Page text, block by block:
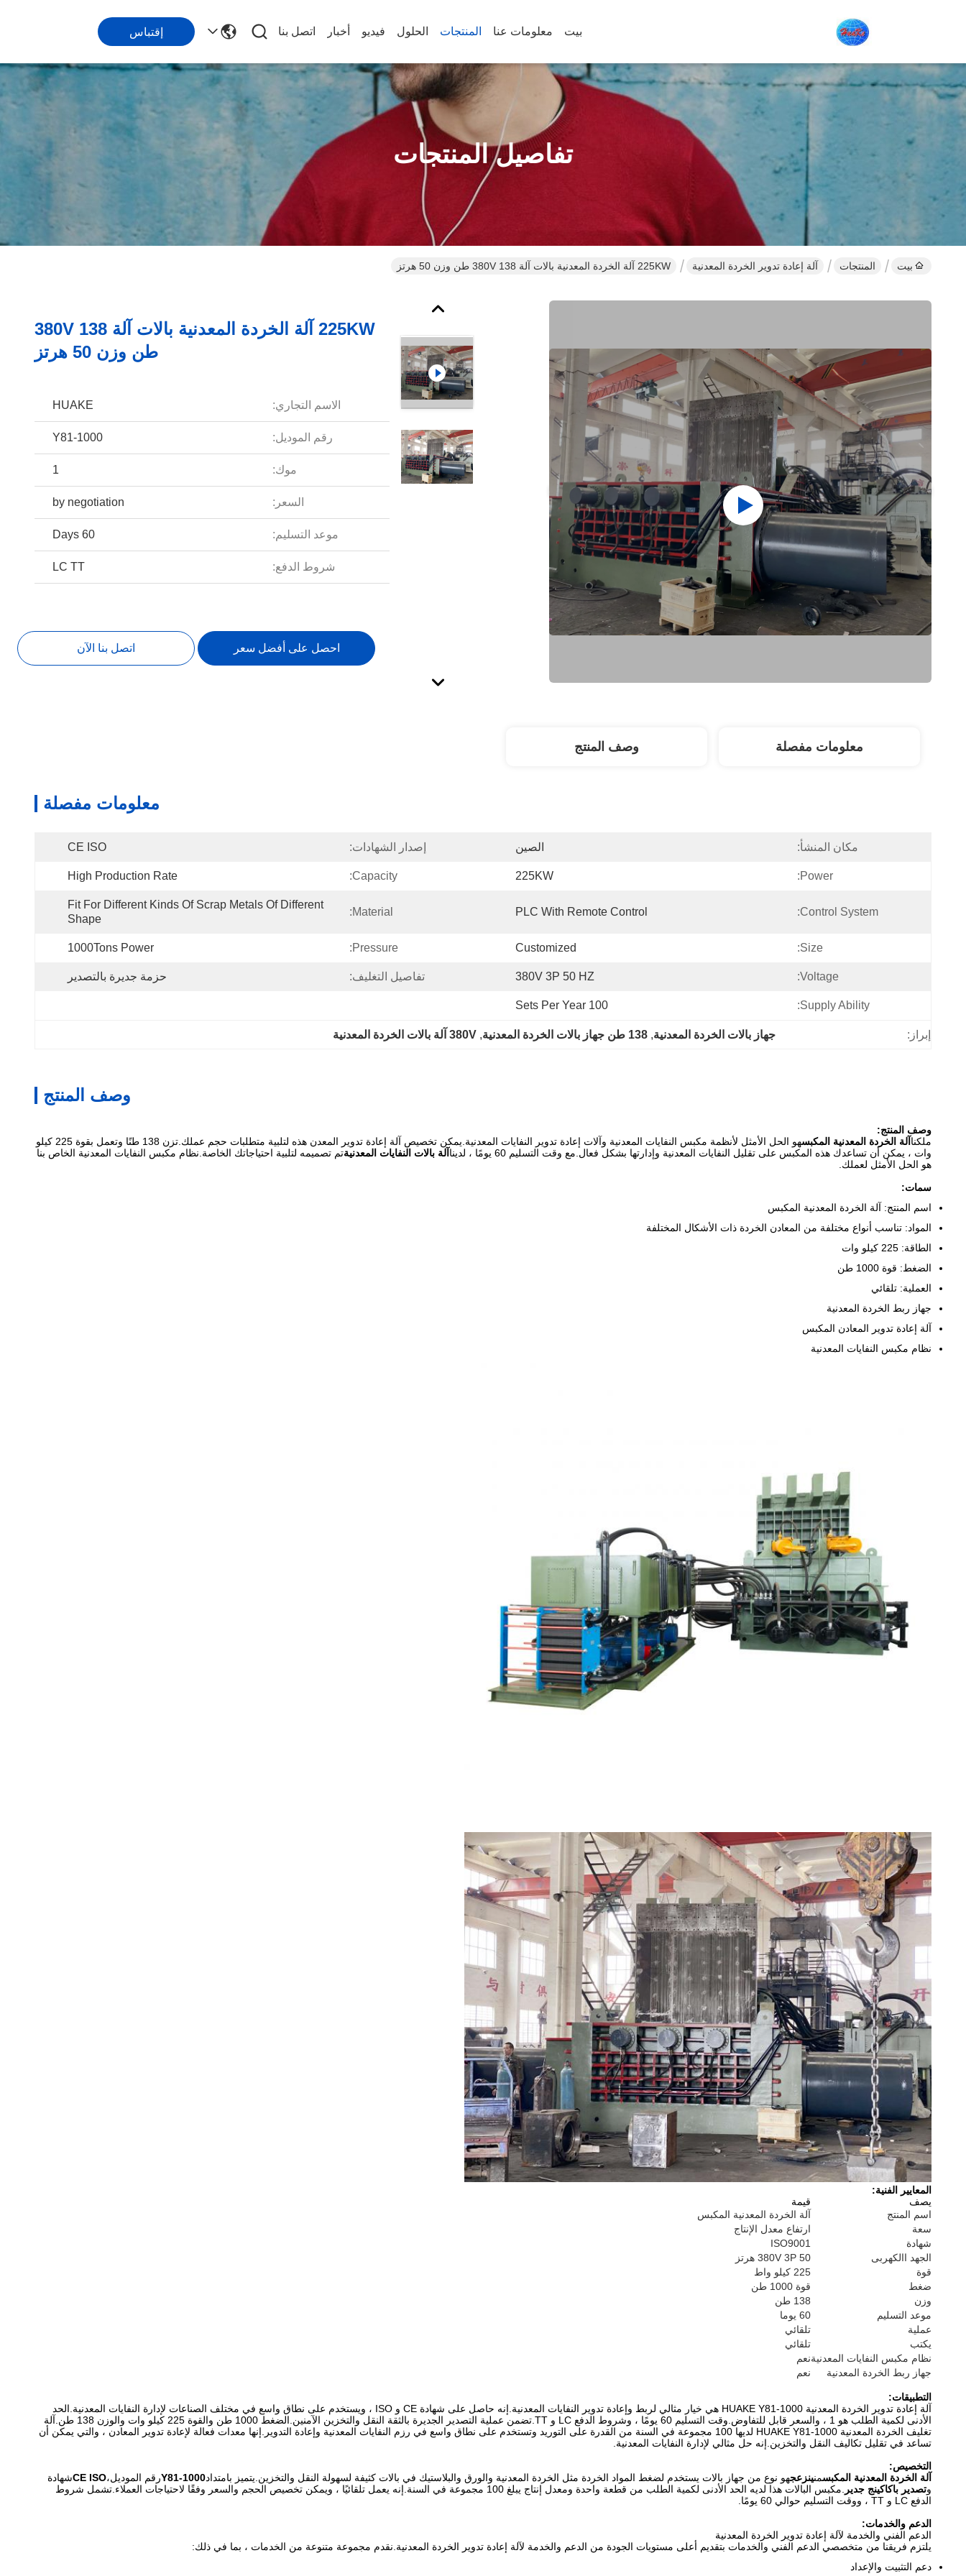
بيت معلومات عنا المنتجات الحلول فيديو أخبار اتصل بنا إقتباس
تفاصيل المنتجات
بيت المنتجات آلة إعادة تدوير الخردة المعدنية 225KW آلة الخردة المعدنية بالات آلة 380V 138 طن وزن 50 هرتز
225KW آلة الخردة المعدنية بالات آلة 380V 138
طن وزن 50 هرتز
الاسم التجاري: HUAKE
رقم الموديل: Y81-1000
موك: 1
السعر: by negotiation
موعد التسليم: 60 Days
شروط الدفع: LC TT
احصل على أفضل سعر اتصل بنا الآن
معلومات مفصلة وصف المنتج
معلومات مفصلة
مكان المنشأ: الصين إصدار الشهادات: CE ISO
Power:
225KW
Capacity:
High Production Rate
Control System:
PLC With Remote Control
Material:
Fit For Different Kinds Of Scrap Metals Of Different
Shape
Size:
Customized
Pressure:
1000Tons Power
Voltage:
380V 3P 50 HZ تفاصيل التغليف: حزمة جديرة بالتصدير
Supply Ability:
100 Sets Per Year
إبراز: جهاز بالات الخردة المعدنية, 138 طن جهاز بالات الخردة المعدنية , 380V آلة بالات الخردة المعدنية
وصف المنتج
وصف المنتج:
ملكنا آلة الخردة المعدنية المكبس
هو الحل الأمثل لأنظمة مكبس النفايات المعدنية وآلات إعادة تدوير النفايات المعدنية.يمكن تخصيص آلة إعادة تدوير المعدن هذه لتلبية متطلبات حجم عملك.تزن 138 طنًا وتعمل بقوة 225 كيلو
وات ، يمكن أن تساعدك هذه المكبس على تقليل النفايات المعدنية وإدارتها بشكل فعال.مع وقت التسليم 60 يومًا ، لدينا
آلة بالات النفايات المعدنيةتم تصميمه لتلبية احتياجاتك الخاصة.نظام مكبس النفايات المعدنية الخاص بنا
هو الحل الأمثل لعملك.
سمات:
اسم المنتج: آلة الخردة المعدنية المكبس
المواد: تناسب أنواع مختلفة من المعادن الخردة ذات الأشكال المختلفة
الطاقة: 225 كيلو وات
الضغط: قوة 1000 طن
العملية: تلقائي
جهاز ربط الخردة المعدنية
آلة إعادة تدوير المعادن المكبس
نظام مكبس النفايات المعدنية
المعايير الفنية:
يصف
قيمة
اسم المنتج
آلة الخردة المعدنية المكبس
سعة
ارتفاع معدل الإنتاج
شهادة
ISO9001
الجهد االكهربى
380V 3P 50 هرتز
قوة
225 كيلو واط
ضغط
قوة 1000 طن
وزن
138 طن
موعد التسليم
60 يوما
عملية
تلقائي
يكتب
تلقائي
نظام مكبس النفايات المعدنيةنعم
جهاز ربط الخردة المعدنية
نعم
التطبيقات:
آلة إعادة تدوير الخردة المعدنية HUAKE Y81-1000 هي خيار مثالي لربط وإعادة تدوير النفايات المعدنية.إنه حاصل على شهادة CE و ISO ، ويستخدم على نطاق واسع في مختلف الصناعات لإدارة النفايات المعدنية.الحد
الأدنى لكمية الطلب هو 1 ، والسعر قابل للتفاوض.وقت التسليم 60 يومًا ، وشروط الدفع LC و TT.تضمن عملية التصدير الجديرة بالثقة النقل والتخزين الآمنين.الضغط 1000 طن والقوة 225 كيلو وات والوزن 138 طن.آلة
تغليف الخردة المعدنية HUAKE Y81-1000 لديها 100 مجموعة في السنة من القدرة على التوريد وتستخدم على نطاق واسع في رزم النفايات المعدنية وإعادة التدوير.إنها معدات فعالة لإعادة تدوير المعادن ، والتي يمكن أن
تساعد في تقليل تكاليف النقل والتخزين.إنه حل مثالي لإدارة النفايات المعدنية.
التخصيص:
آلة الخردة المعدنية المكبسمنينزعجهو نوع من جهاز بالات يستخدم لضغط المواد الخردة مثل الخردة المعدنية والورق والبلاستيك في بالات كثيفة لسهولة النقل والتخزين.يتميز بامتدادY81-1000رقم الموديل،CE ISOشهادة
وتصدير باكاكينج جدير
.مكبس البالات هذا لديه الحد الأدنى لكمية الطلب من قطعة واحدة ومعدل إنتاج يبلغ 100 مجموعة في السنة.إنه يعمل تلقائيًا ، ويمكن تخصيص الحجم والسعر وفقًا لاحتياجات العملاء.تشمل شروط
الدفع LC و TT ، ووقت التسليم حوالي 60 يومًا.
الدعم والخدمات:
الدعم الفني والخدمة لآلة إعادة تدوير الخردة المعدنية
يلتزم فريقنا من متخصصي الدعم الفني والخدمات بتقديم أعلى مستويات الجودة من الدعم والخدمة لآلة إعادة تدوير الخردة المعدنية.نقدم مجموعة متنوعة من الخدمات ، بما في ذلك:
دعم التثبيت والإعداد